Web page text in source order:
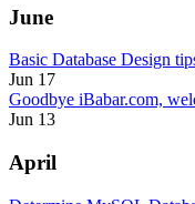
June
Basic Database Design
Jun 17
Goodbye iBabar.com,
Jun 13
April